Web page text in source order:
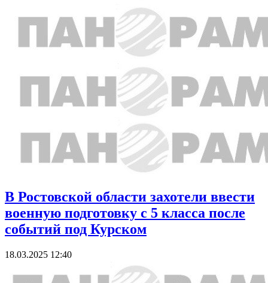
В Ростовской области захотели ввести
военную подготовку с 5 класса после
событий под Курском
18.03.2025 12:40